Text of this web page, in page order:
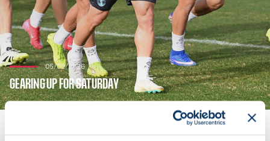
05/02/2026
GEARING UP FOR SATURDAY